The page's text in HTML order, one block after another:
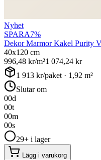
Nyhet
SPARA7%
Dekor Marmor Kakel Purity
40x120 cm
996,48 kr/m²1 074,24 kr
1 913 kr/paket · 1,92 m²
Slutar om
00d
00t
00m
00s
29+ i lager
Lägg i varukorg